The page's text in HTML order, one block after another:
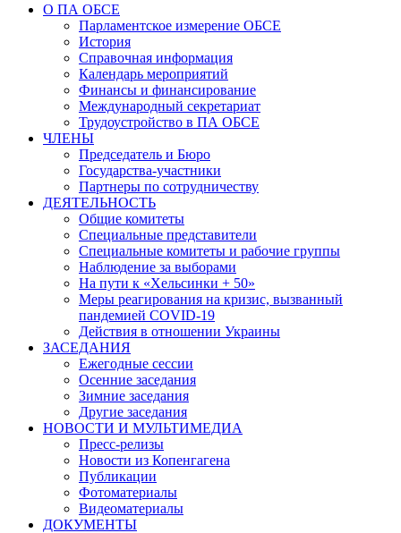
О ПА ОБСЕ
Парламентское измерение ОБСЕ
История
Справочная информация
Календарь мероприятий
Финансы и финансирование
Международный секретариат
Трудоустройство в ПА ОБСЕ
ЧЛЕНЫ
Председатель и Бюро
Государства-участники
Партнеры по сотрудничеству
ДЕЯТЕЛЬНОСТЬ
Общие комитеты
Специальные представители
Специальные комитеты и рабочие группы
Наблюдение за выборами
На пути к «Хельсинки + 50»
Меры реагирования на кризис, вызванный
пандемией COVID-19
Действия в отношении Украины
ЗАСЕДАНИЯ
Ежегодные сессии
Осенние заседания
Зимние заседания
Другие заседания
НОВОСТИ И МУЛЬТИМЕДИА
Пресс-релизы
Новости из Копенгагена
Публикации
Фотоматериалы
Видеоматериалы
ДОКУМЕНТЫ